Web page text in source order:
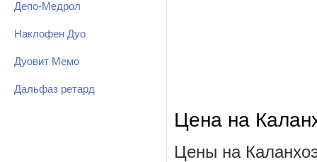
Депо-Медрол
Наклофен Дуо
Дуовит Мемо
Дальфаз ретард
Цена на
Цены на